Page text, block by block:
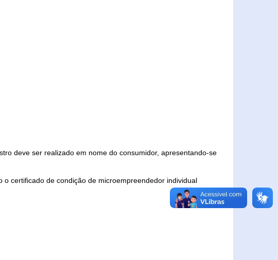
deve ser realizado em nome do consumidor, apresentando-se
certificado de condição de microempreendedor individual